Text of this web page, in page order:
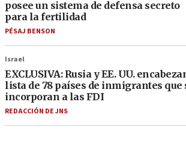
posee un sistema de defensa secreto
para la fertilidad
PÉSAJ BENSON
Israel
EXCLUSIVA: Rusia y EE. UU.
lista de 78 países de inmigrantes que
incorporan a las FDI
REDACCIÓN DE JNS